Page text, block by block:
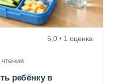
5,0 • 1 оценка
ребёнку в